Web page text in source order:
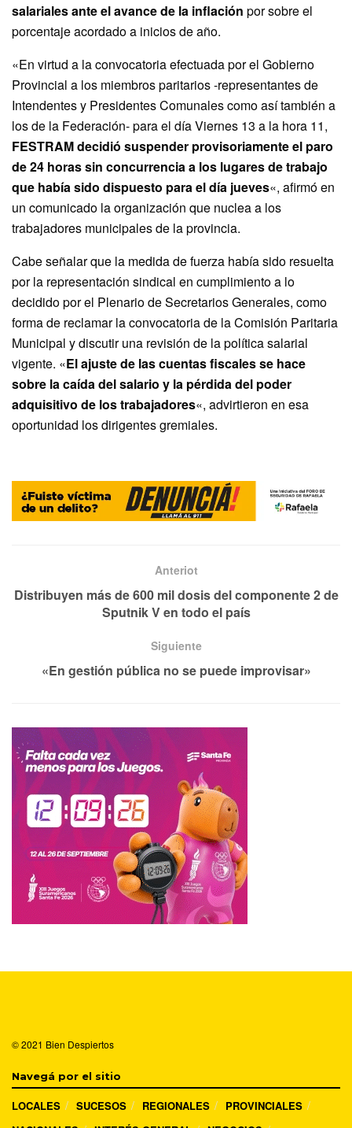
salariales ante el avance de la inflación por sobre el
porcentaje acordado a inicios de año.
«En virtud a la convocatoria efectuada por el Gobierno
Provincial a los miembros paritarios -representantes de
Intendentes y Presidentes Comunales como así también a
los de la Federación- para el día Viernes 13 a la hora 11,
FESTRAM decidió suspender provisoriamente el paro
de 24 horas sin concurrencia a los lugares de trabajo
que había sido dispuesto para el día jueves«, afirmó en
un comunicado la organización que nuclea a los
trabajadores municipales de la provincia.
Cabe señalar que la medida de fuerza había sido resuelta
por la representación sindical en cumplimiento a lo
decidido por el Plenario de Secretarios Generales, como
forma de reclamar la convocatoria de la Comisión Paritaria
Municipal y discutir una revisión de la política salarial
vigente. «El ajuste de las cuentas fiscales se hace
sobre la caída del salario y la pérdida del poder
adquisitivo de los trabajadores«, advirtieron en esa
oportunidad los dirigentes gremiales.
Anteriot
Distribuyen más de 600 mil dosis del componente 2 de
Sputnik V en todo el país
Siguiente
«En gestión pública no se puede improvisar»
© 2021 Bien Despiertos
Navegá por el sitio
LOCALES SUCESOS REGIONALES
PROVINCIALES